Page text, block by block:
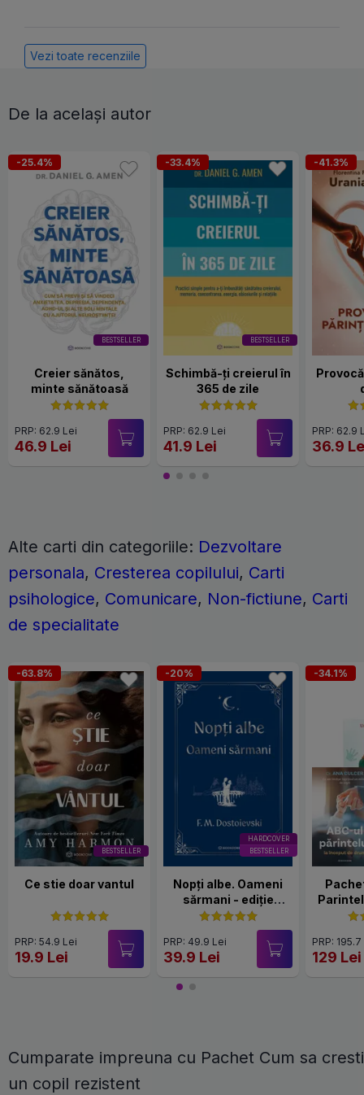
Vezi toate recenziile
De la același autor
BESTSELLER
-25.4%
Creier sănătos,
minte sănătoasă
PRP: 62.9 Lei
46.9 Lei
BESTSELLER
-33.4%
Schimbă-ți creierul în
365 de zile
PRP: 62.9 Lei
41.9 Lei
-41.3%
PRP: 62.9
36.9
Alte carti din categoriile: Dezvoltare
personala, Cresterea copilului, Carti
psihologice, Comunicare, Non-fictiune, Carti
de specialitate
BESTSELLER
-63.8%
Ce stie doar vantul
PRP: 54.9 Lei
19.9 Lei
HARDCOVER
BESTSELLER
-20%
Nopți albe. Oameni
sărmani - ediție
Hardcover 2025
PRP: 49.9 Lei
39.9 Lei
-34.1%
PRP:
129 Lei
Cumparate impreuna cu Pachet Cum sa cresti
un copil rezistent